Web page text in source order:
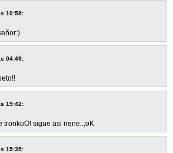
10:58:
04:49:
19:42:
tronkoO! sigue asi nene..;oK
15:35: